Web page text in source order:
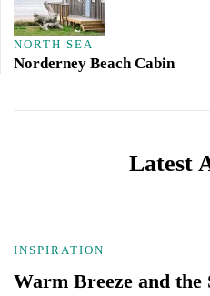
NORTH SEA
Norderney Beach Cabin
Latest
INSPIRATION
Warm Breeze and the